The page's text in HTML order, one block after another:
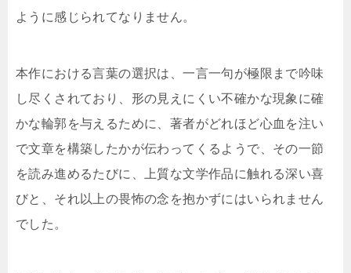
ように感じられてなりません。
本作における言葉の選択は、一言一句が極限まで吟味
し尽くされており、形の見えにくい不確かな現象に確
かな輪郭を与えるために、著者がどれほど心血を注い
で文章を構築したかが伝わってくるようで、その一節
を読み進めるたびに、上質な文学作品に触れる深い喜
びと、それ以上の畏怖の念を抱かずにはいられません
でした。